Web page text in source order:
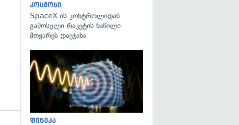
კოსმოსი
SpaceX-ის კონტროლიდან
გამოსული რაკეტის ნაწილი
მთვარეს დაეჯახა
ფიზიკა